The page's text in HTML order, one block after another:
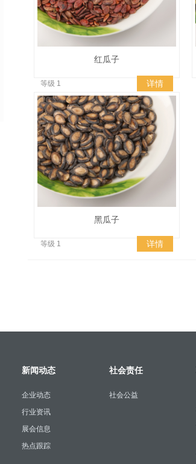
红瓜子
等级 1 详情
黑瓜子
等级 1 详情
新闻动态
企业动态
行业资讯
展会信息
热点跟踪
社会责任
社会公益